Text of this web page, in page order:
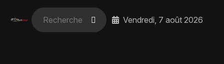
Vendredi, 7 août 2026